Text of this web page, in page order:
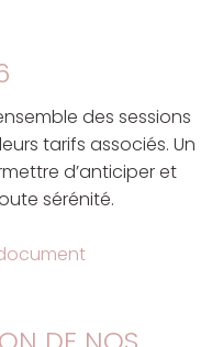
des sessions
tarifs associés. Un
d’anticiper et
sérénité.